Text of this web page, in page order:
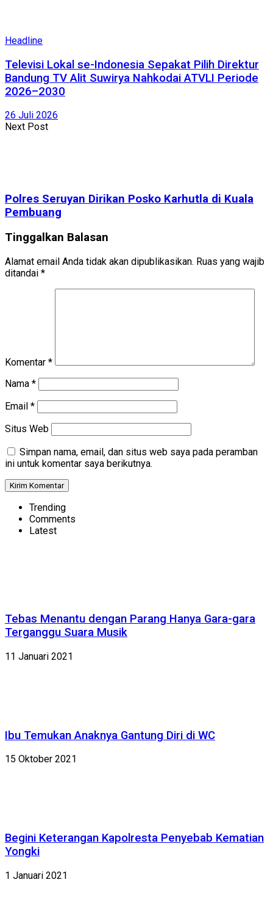
Headline
Televisi Lokal se-Indonesia Sepakat Pilih Direktur
Bandung TV Alit Suwirya Nahkodai ATVLI Periode
2026–2030
26 Juli 2026
Next Post
Polres Seruyan Dirikan Posko Karhutla di Kuala
Pembuang
Tinggalkan Balasan
Alamat email Anda tidak akan dipublikasikan. Ruas yang wajib
ditandai *
Komentar *
Nama *
Email *
Situs Web
Simpan nama, email, dan situs web saya pada peramban
ini untuk komentar saya berikutnya.
Trending
Comments
Latest
Tebas Menantu dengan Parang Hanya Gara-gara
Terganggu Suara Musik
11 Januari 2021
Ibu Temukan Anaknya Gantung Diri di WC
15 Oktober 2021
Begini Keterangan Kapolresta Penyebab Kematian
Yongki
1 Januari 2021